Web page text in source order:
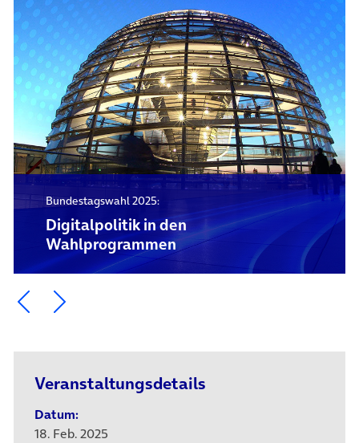
Bundestagswahl 2025:
Digitalpolitik in den
Wahlprogrammen
Ein Element zurück blättern
Ein Element weiter blättern
Veranstaltungsdetails
Datum:
18. Feb. 2025